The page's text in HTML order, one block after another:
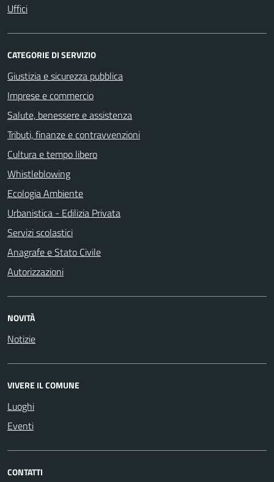
Uffici
CATEGORIE DI SERVIZIO
Giustizia e sicurezza pubblica
Imprese e commercio
Salute, benessere e assistenza
Tributi, finanze e contravvenzioni
Cultura e tempo libero
Whistleblowing
Ecologia Ambiente
Urbanistica - Edilizia Privata
Servizi scolastici
Anagrafe e Stato Civile
Autorizzazioni
NOVITÀ
Notizie
VIVERE IL COMUNE
Luoghi
Eventi
CONTATTI